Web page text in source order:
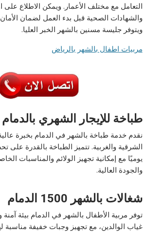
التعامل مع مختلف الأعمار. ويمكن الاطلاع على
والشهادات الصحية قبل بدء العمل لضمان
ويتوفر جليسة مسنين بالشهر الخبر العليا.
مربيات اطفال بالشهر بالرياض
طباخة للإيجار الشهري بالدمام
نقدم خدمة طباخة بالشهر في الدمام بخبرة
الشرقية والغربية. تتميز الطباخة بالقدرة على
يوميًا مع إمكانية تجهيز الولائم والمناسبات
والجودة العالية.
شغالات بالشهر 1500 الدمام
توفر مربية الأطفال بالشهر في الدمام بيئة آمنة
غياب الوالدين، مع تجهيز وجبات خفيفة مناسبة